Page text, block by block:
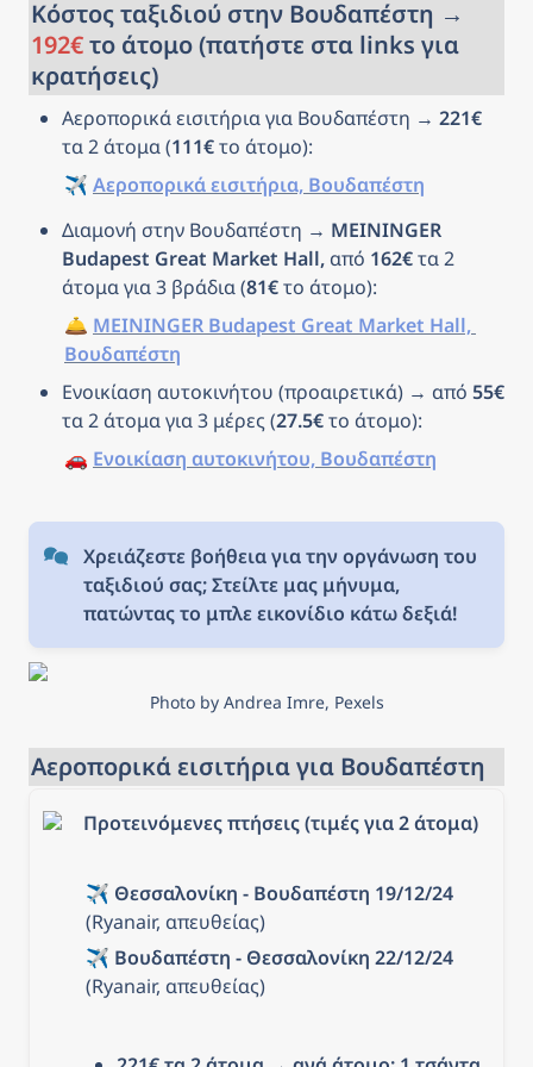
192€ το άτομο (πατήστε στα links για
κρατήσεις)
Αεροπορικά εισιτήρια για Βουδαπέστη → 221€
τα 2 άτομα (111€ το άτομο):
✈️ Αεροπορικά εισιτήρια, Βουδαπέστη
Διαμονή στην Βουδαπέστη → MEININGER
Budapest Great Market Hall, από 162€ τα 2
άτομα για 3 βράδια (81€ το άτομο):
🛎️ MEININGER Budapest Great Market Hall,
Βουδαπέστη
Ενοικίαση αυτοκινήτου (προαιρετικά) → από 55€
τα 2 άτομα για 3 μέρες (27.5€ το άτομο):
🚗 Ενοικίαση αυτοκινήτου, Βουδαπέστη
Χρειάζεστε βοήθεια για την οργάνωση του
ταξιδιού σας; Στείλτε μας μήνυμα,
πατώντας το μπλε εικονίδιο κάτω δεξιά!
Photo by Andrea Imre, Pexels
Αεροπορικά εισιτήρια για Βουδαπέστη
Προτεινόμενες πτήσεις (τιμές για 2 άτομα)
✈️ Θεσσαλονίκη - Βουδαπέστη 19/12/24
(Ryanair, απευθείας)
✈️ Βουδαπέστη - Θεσσαλονίκη 22/12/24
(Ryanair, απευθείας)